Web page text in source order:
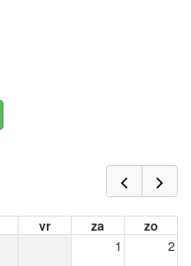
vr za
zo
1
2